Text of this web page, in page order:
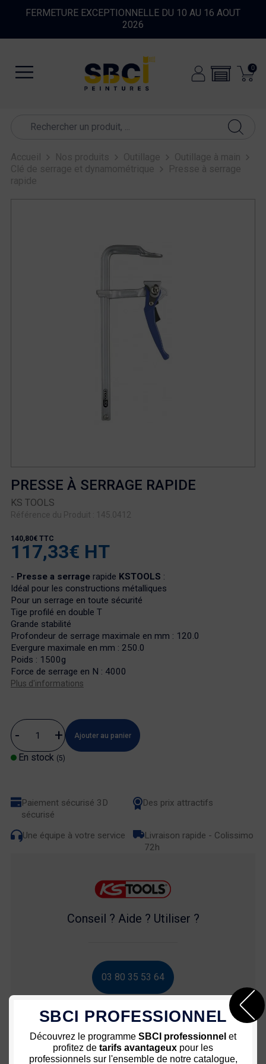
FERMETURE EXCEPTIONNELLE DU 10 AU 16 AOUT
2026
0
Accueil Nos produits Outillage
Outillage à main
Clé de serrage et dynamométrique
Presse à serrage
rapide
PRESSE À SERRAGE RAPIDE
KS TOOLS
Référence du Produit : 145.0412
117,33€ HT
140,80€ TTC
- Presse a serragerapide KSTOOLS :
Idéal pour les constructions métalliques
Pour un serrage en toute sécurité
Tige profilé en double T
Grande stabilité
Profondeur de serrage maximale en mm : 120.0
Evergure maximale en mm : 250.0
Poids : 1500g
Force de serrage en N : 4000
Plus d'informations
Ajouter au panier
En stock (5)
Paiement sécurisé 3D
sécurisé
Des prix attractifs
Une équipe à votre service
Livraison rapide - Colissimo
72h
Conseil ? Aide ? Utiliser ?
03 80 35 53 64
Nous vous recommandons
SBCI PROFESSIONNEL
Découvrez le programme SBCI professionnel et
profitez de tarifs avantageux pour les
professionnels sur l'ensemble de notre catalogue,